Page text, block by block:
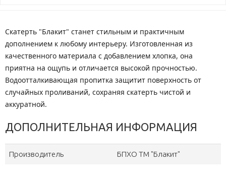
Скатерть "Блакит" станет стильным и практичным
дополнением к любому интерьеру. Изготовленная из
качественного материала с добавлением хлопка, она
приятна на ощупь и отличается высокой прочностью.
Водоотталкивающая пропитка защитит поверхность от
случайных проливаний, сохраняя скатерть чистой и
аккуратной.
ДОПОЛНИТЕЛЬНАЯ ИНФОРМАЦИЯ
Производитель БПХО ТМ "Блакит"